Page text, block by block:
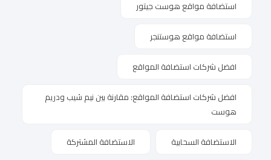
استضافة مواقع هوست جيتور
استضافة مواقع هوستنجر
افضل شركات استضافة المواقع
افضل شركات استضافة المواقع: مقارنة بين نيم شيب ودريم
هوست
الاستضافة السحابية الاستضافة المشتركة